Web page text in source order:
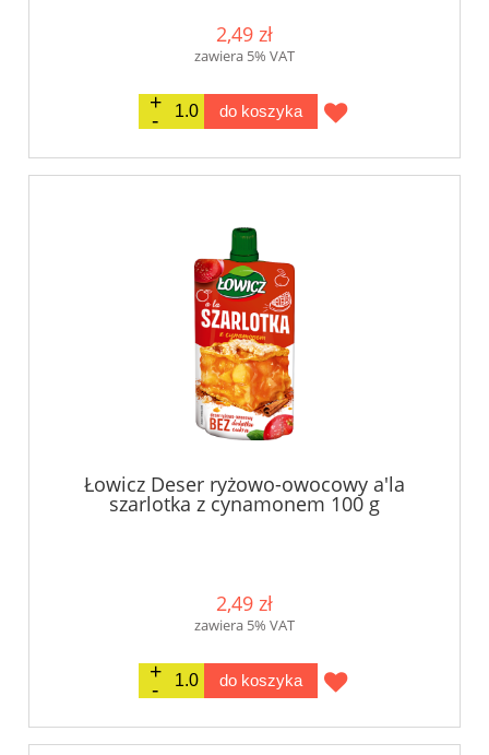
2,49 zł
zawiera 5% VAT
do koszyka
Łowicz Deser ryżowo-owocowy a'la
szarlotka z cynamonem 100 g
2,49 zł
zawiera 5% VAT
do koszyka